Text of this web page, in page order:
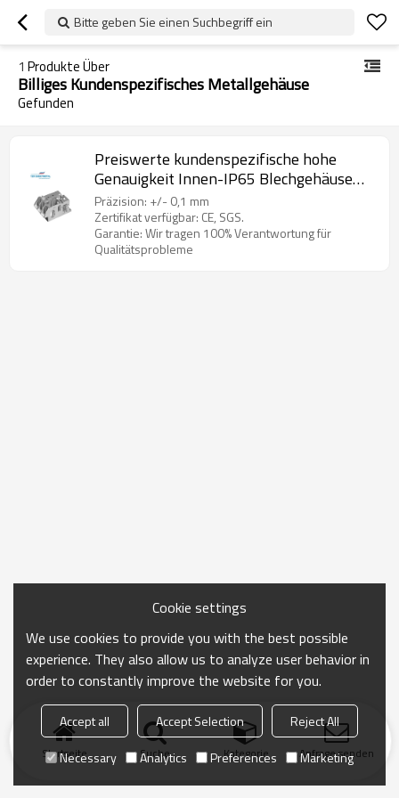
Bitte geben Sie einen Suchbegriff ein
1 Produkte Über
Billiges Kundenspezifisches Metallgehäuse
Gefunden
Preiswerte kundenspezifische hohe
Genauigkeit Innen-IP65 Blechgehäuse
für Elektronik
Präzision: +/- 0,1 mm
Zertifikat verfügbar: CE, SGS.
Garantie: Wir tragen 100% Verantwortung für
Qualitätsprobleme
Startseite Suche Kategorie Anfrage senden
Cookie settings
We use cookies to provide you with the best possible
experience. They also allow us to analyze user behavior in
order to constantly improve the website for you.
Accept all Accept Selection
Reject All
Necessary
Analytics Preferences Marketing